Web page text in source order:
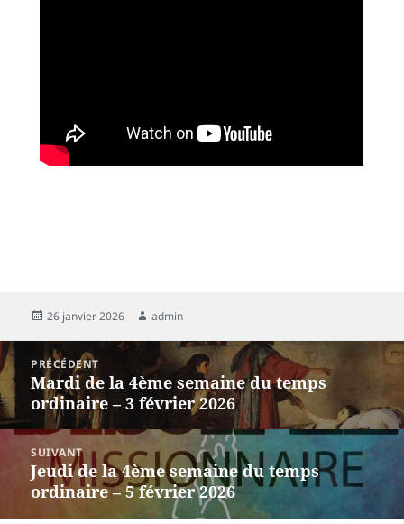
26 janvier 2026 admin
PRÉCÉDENT
Mardi de la 4ème semaine du temps
ordinaire – 3 février 2026
SUIVANT
Jeudi de la 4ème semaine du temps
ordinaire – 5 février 2026